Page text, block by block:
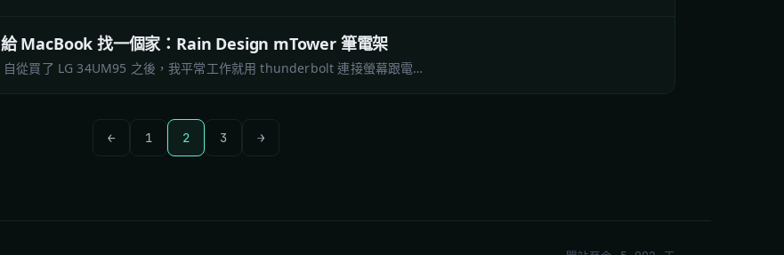
給 MacBook 找一個家：Rain Design mTower 筆電架
自從買了 LG 34UM95 之後，我平常工作就用 thunderbolt 連接螢幕跟電…
← 1 2 3 →